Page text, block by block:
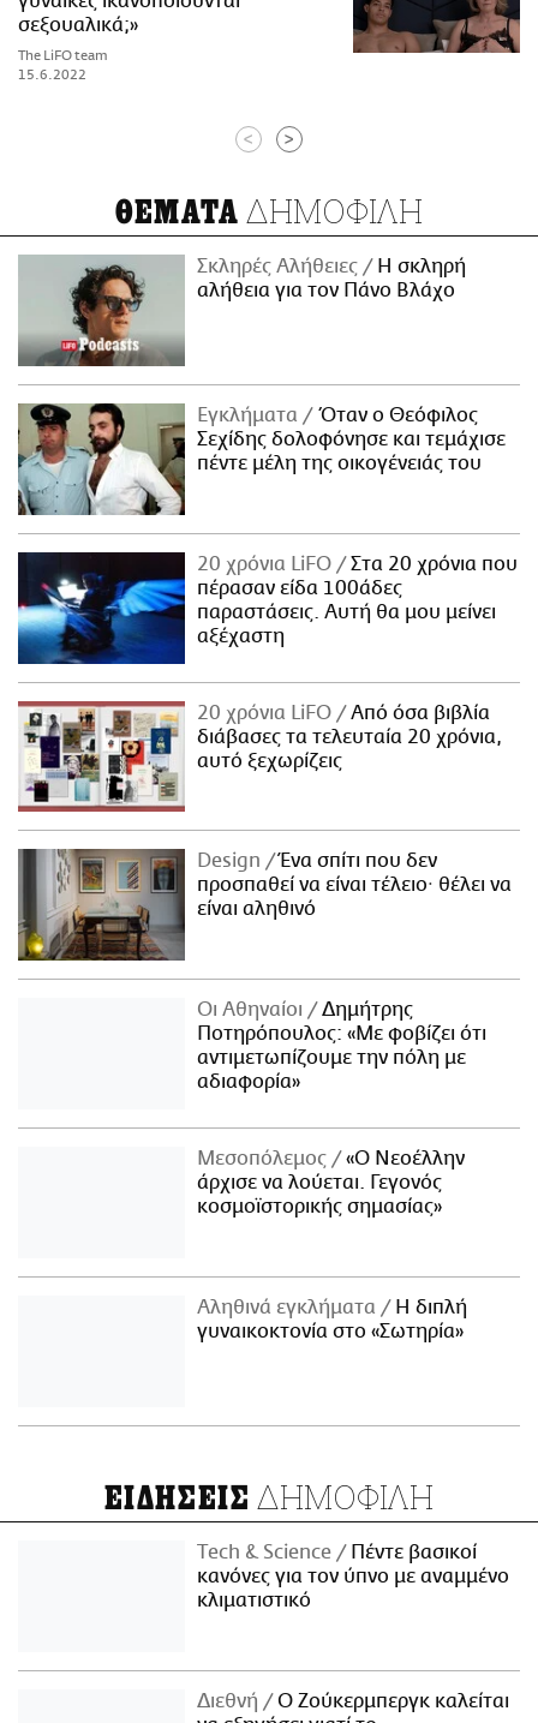
σεξουαλικά;»
The LiFO team
15.6.2022
< >
ΘΕΜΑΤΑ ΔΗΜΟΦΙΛΗ
Σκληρές Αλήθειες
H σκληρή
αλήθεια για τον Πάνο Βλάχο
Εγκλήματα
Όταν ο Θεόφιλος
Σεχίδης δολοφόνησε και τεμάχισε
πέντε μέλη της οικογένειάς του
20 χρόνια LiFO
Στα 20 χρόνια που
πέρασαν είδα 100άδες
παραστάσεις. Αυτή θα μου μείνει
αξέχαστη
20 χρόνια LiFO
Από όσα βιβλία
διάβασες τα τελευταία 20 χρόνια,
αυτό ξεχωρίζεις
Design
Ένα σπίτι που δεν
προσπαθεί να είναι τέλειο· θέλει να
είναι αληθινό
Οι Αθηναίοι
Δημήτρης
Ποτηρόπουλος: «Με φοβίζει ότι
αντιμετωπίζουμε την πόλη με
αδιαφορία»
Μεσοπόλεμος
«Ο Νεοέλλην
άρχισε να λούεται. Γεγονός
κοσμοϊστορικής σημασίας»
Αληθινά εγκλήματα
Η διπλή
γυναικοκτονία στο «Σωτηρία»
ΕΙΔΗΣΕΙΣ ΔΗΜΟΦΙΛΗ
Τech & Science
Πέντε βασικοί
κανόνες για τον ύπνο με αναμμένο
κλιματιστικό
Διεθνή
Ο Ζούκερμπεργκ καλείται